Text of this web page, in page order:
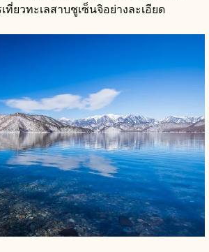
ยวทะเลสาบชูเซ็นจิอย่างละเอียด